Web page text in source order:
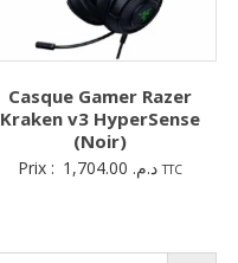
Casque Gamer Razer
Kraken v3 HyperSense
(Noir)
Prix : د.م. TTC